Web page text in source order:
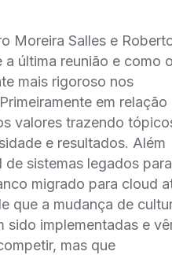
Moreira Salles e
última reunião e como o
mais rigoroso nos
em relação
valores trazendo
e resultados. Além
sistemas legados
migrado para cloud
que a mudança de
sido implementadas e
mas que